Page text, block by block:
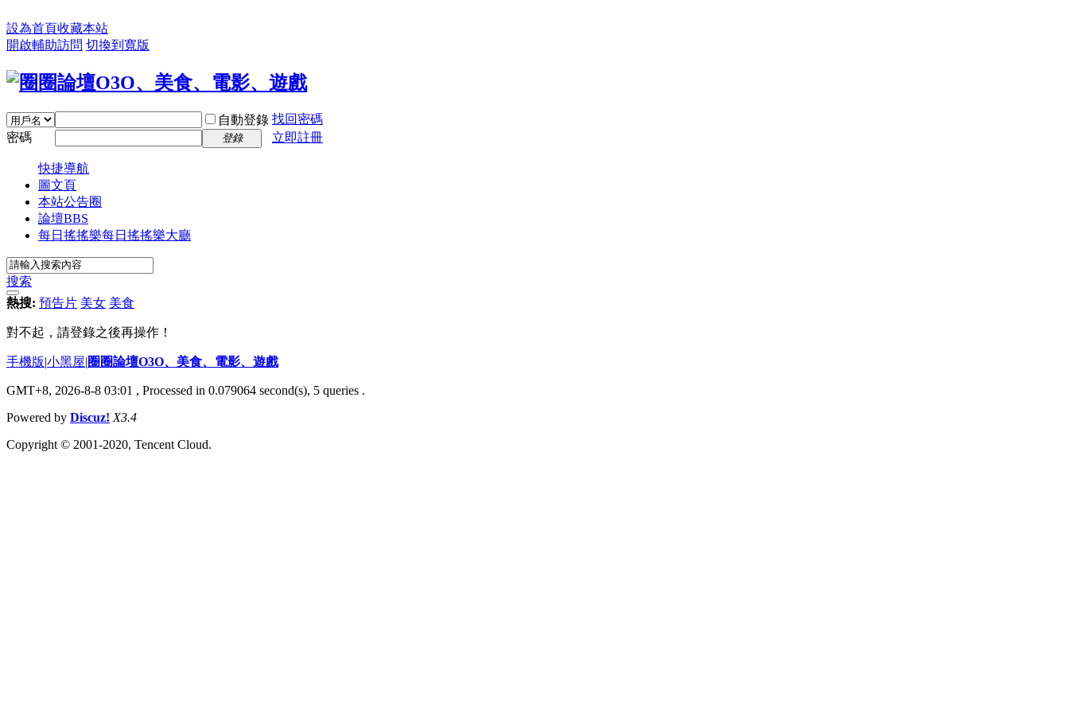
設為首頁收藏本站
開啟輔助訪問 切換到寬版
自動登錄 找回密碼
密碼
登錄 立即註冊
快捷導航
圖文頁
本站公告圈
論壇BBS
每日搖搖樂每日搖搖樂大廳
搜索
熱搜: 預告片 美女 美食
對不起，請登錄之後再操作！
手機版|小黑屋|圈圈論壇O3O、美食、電影、遊戲
GMT+8, 2026-8-8 03:01 , Processed in 0.079064 second(s), 5 queries .
Powered by Discuz! X3.4
Copyright © 2001-2020, Tencent Cloud.